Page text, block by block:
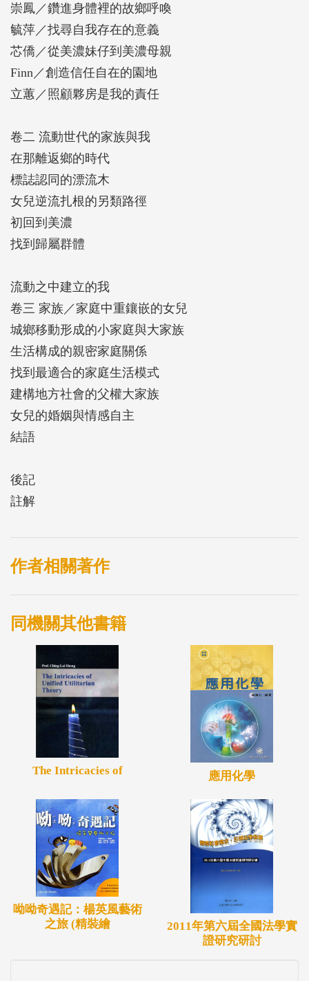
「聽著美濃的呼喚回來快五年了，自由奔放的崇鳳，
持續把鍾愛的事物，透過書寫、身體與精神推展，為
美濃帶來新的面貌。」
「比起最初被爺爺的聲音拉回美濃，持續摸索自己定
而努力著，更有存在於這個地方的意義。」
「芯僑從原本與美濃游離不定的狀態，到堅持回家，
並有了自己的家庭，是蹲點好幾年，找到自我、人脈
深化後才有的穩定感。」
世代的溝通，期盼同樣面臨痛苦的人們能在這個園地
相互被理解、自由做自己。」
「立蕙以女性晚輩的身分，協調家族長輩們處理共同
持有的夥房以及田地，進行修繕與公共使用，在美濃
是少見的事情。」
◆本書特色
命敘事裡挖掘屬於她們共通的相似性，以及彼此殊異
的個別性。
3. 敘事能力優秀，行文流暢，對於學術理論的援引得
宜，是一窺美濃當代青年社區生活的絕佳讀本。
「相信本書會共鳴著許多投入回鄉創生的女兒們（以
及她們的家族），知道彼此的心聲，慢慢聆聽到雙方
都舒適的鼓聲與節奏。」──洪馨蘭（國立高雄師範
大學客家文化研究所副教授）
「妹仔們在自我揭露的矛盾掙扎中、在農村親身實踐
志，以及與整體環境抗衡並隨之調適的韌性，我認為
這是更深刻且重要的意義。」──黃瑋傑（音樂創作
人，山寮樂隊主唱）
「她們的工作坊、獨立書店、體制外英文教室以及田
園與夥房，在傳統美濃的宗族倫理社會裡，創造了全
然不同的生活選擇。我想，與其說『客家女子其實不
崇鳳／鑽進身體裡的故鄉呼喚
毓萍／找尋自我存在的意義
芯僑／從美濃妹仔到美濃母親
Finn／創造信任自在的園地
立蕙／照顧夥房是我的責任
卷二 流動世代的家族與我
在那離返鄉的時代
標誌認同的漂流木
女兒逆流扎根的另類路徑
初回到美濃
找到歸屬群體
流動之中建立的我
卷三 家族／家庭中重鑲嵌的女兒
城鄉移動形成的小家庭與大家族
生活構成的親密家庭關係
找到最適合的家庭生活模式
建構地方社會的父權大家族
女兒的婚姻與情感自主
結語
後記
註解
作者相關著作
同機關其他書籍
The Intricacies of 應用化學
呦呦奇遇記：楊英風藝術
之旅 (精裝繪
2011年第六屆全國法學實
證研究研討